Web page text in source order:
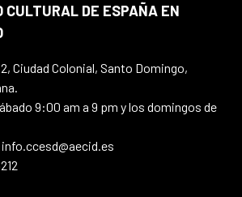
CULTURAL DE ESPAÑA EN
Ciudad Colonial, Santo Domingo,
9:00 am a 9 pm y los domingos de